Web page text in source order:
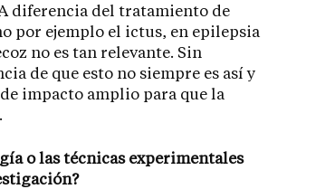
diferencia del tratamiento de
por ejemplo el ictus, en epilepsia
no es tan relevante. Sin
de que esto no siempre es así y
impacto amplio para que la
o las técnicas experimentales